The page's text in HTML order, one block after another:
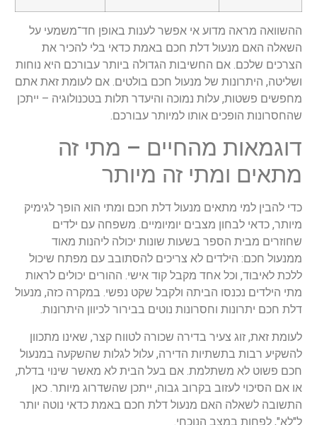
ההשוואה מראה מדוע אי אפשר לענות באופן חד־משמעי על
השאלה האם מנעול דלת חכם באמת כדאי בלי להכיר את
הצרכים שלכם. אם החשיבות הגדולה ביותר עבורכם היא נוחות
ושליטה, היתרונות של מנעול חכם בולטים. אם לעומת זאת אתם
מחפשים פשטות, עלות נמוכה והיעדר תלות בטכנולוגיה – ייתכן
שהחסרונות הופכים אותו למיותר עבורכם.
דוגמאות מהחיים – מתי זה
מתאים ומתי זה מיותר
כדי להבין למי מתאים מנעול דלת חכם ומתי הוא הופך לגימיק
מיותר, כדאי לבחון מצבים יומיומיים. משפחה עם ילדים
שחוזרים מבית הספר בשעות שונות יכולה ליהנות מאוד
ממנעול חכם: הילדים לא צריכים להסתובב עם מפתח שיכול
ללכת לאיבוד, וכל אחד מקבל קוד אישי. ההורים יכולים לראות
מתי הילדים נכנסו הביתה ולקבל שקט נפשי. במקרה כזה, מנעול
דלת חכם יתרונות וחסרונות נוטים בבירור לכיוון היתרונות.
לעומת זאת, זוג צעיר בדירה שכורה לטווח קצר, שאינו מתכוון
להשקיע רבות בתשתיות הדירה, עלול לגלות שהשקעה במנעול
חכם פשוט לא משתלמת. אם בעל הבית לא מאשר שינוי בדלת,
או אם הסיכוי לעזוב בקרוב גבוה, ייתכן שהשדרוג מיותר. כאן
התשובה לשאלה האם מנעול דלת חכם באמת כדאי נוטה יותר
ל"לא", לפחות במצב הנוכחי.